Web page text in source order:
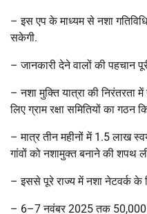
–इस एप के माध्यम से नशा
सकेगी.
–जानकारी देने वालों की पहचान
–नशा मुक्ति यात्रा की
लिए ग्राम रक्षा समितियों का गठन
–मात्र तीन महीनों में 1.5 लाख
गांवों को नशामुक्त बनाने की शपथ
–इससे पूरे राज्य में नशा नेटवर्क
– 6–7नवंबर 2025 तक 50,000